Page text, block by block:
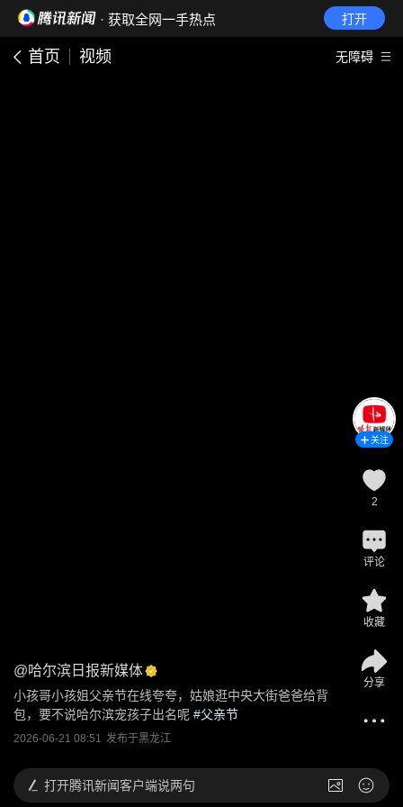
· 获取全网一手热点 打开
首页 视频 无障碍
@哈尔滨日报新媒体
小孩哥小孩姐父亲节在线夸夸，姑娘逛中央大街爸爸给背
包，要不说哈尔滨宠孩子出名呢 #父亲节
2026-06-21 08:51 发布于黑龙江
关注
2
评论
收藏
分享
打开腾讯新闻客户端说两句